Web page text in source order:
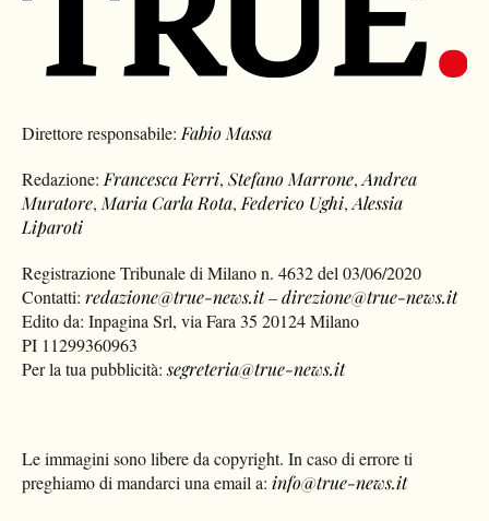
Direttore responsabile: Fabio Massa
Redazione: Francesca Ferri,Stefano Marrone,Andrea
Muratore, Maria Carla Rota, Federico Ughi,Alessia
Liparoti
Registrazione Tribunale di Milano n. 4632 del 03/06/2020
Contatti:redazione@true-news.it–direzione@true-news.it
Edito da: Inpagina Srl, via Fara 35 20124 Milano
PI 11299360963
Per la tua pubblicità:segreteria@true-news.it
Le immagini sono libere da copyright. In caso di errore ti
preghiamo di mandarci una email a: info@true-news.it